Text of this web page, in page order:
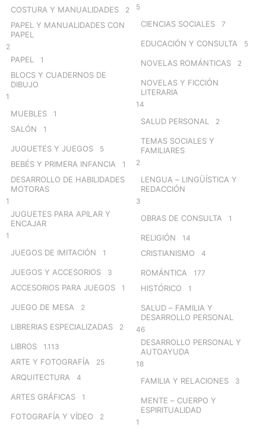
COSTURA Y MANUALIDADES 2
PAPEL Y MANUALIDADES CON
PAPEL
2
PAPEL 1
BLOCS Y CUADERNOS DE
DIBUJO
1
MUEBLES 1
SALÓN 1
JUGUETES Y JUEGOS 5
BEBÉS Y PRIMERA INFANCIA 1
DESARROLLO DE HABILIDADES
MOTORAS
1
JUGUETES PARA APILAR Y
ENCAJAR
1
JUEGOS DE IMITACIÓN 1
JUEGOS Y ACCESORIOS 3
ACCESORIOS PARA JUEGOS 1
JUEGO DE MESA 2
LIBRERIAS ESPECIALIZADAS 2
LIBROS 1.113
ARTE Y FOTOGRAFÍA 25
ARQUITECTURA 4
ARTES GRÁFICAS 1
FOTOGRAFÍA Y VÍDEO 2
5
CIENCIAS SOCIALES 7
EDUCACIÓN Y CONSULTA 5
NOVELAS ROMÁNTICAS 2
NOVELAS Y FICCIÓN
LITERARIA
14
SALUD PERSONAL 2
TEMAS SOCIALES Y
FAMILIARES
2
LENGUA – LINGÜÍSTICA Y
REDACCIÓN
3
OBRAS DE CONSULTA 1
RELIGIÓN 14
CRISTIANISMO 4
ROMÁNTICA 177
HISTÓRICO 1
SALUD – FAMILIA Y
DESARROLLO PERSONAL
46
DESARROLLO PERSONAL Y
AUTOAYUDA
18
FAMILIA Y RELACIONES 3
MENTE – CUERPO Y
ESPIRITUALIDAD
1